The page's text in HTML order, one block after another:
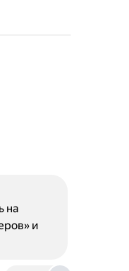
на
и